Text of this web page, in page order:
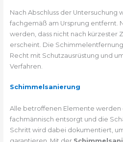
Nach Abschluss der Untersuchung
fachgemäß am Ursprung entfernt.
werden, dass nicht nach kürzester
erscheint. Die
Recht mit Schutzausrüstung und
Verfahren.
Schimmelsanierung
Alle betroffenen Elemente werden
fachmännisch entsorgt und die
Schritt wird dabei dokumentiert,